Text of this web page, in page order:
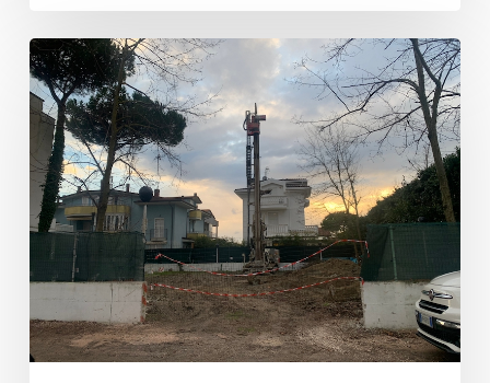
Antenna
di
Zadina,
Comune
“impotente”